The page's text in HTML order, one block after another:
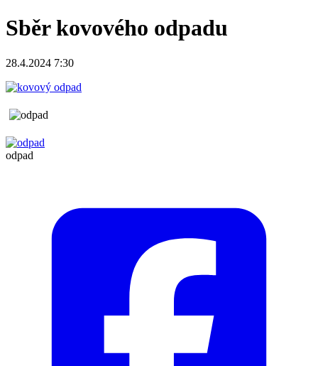
Sběr kovového odpadu
28.4.2024 7:30
odpad